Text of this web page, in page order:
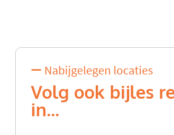
Nabijgelegen locaties
Volg ook bijles
in...